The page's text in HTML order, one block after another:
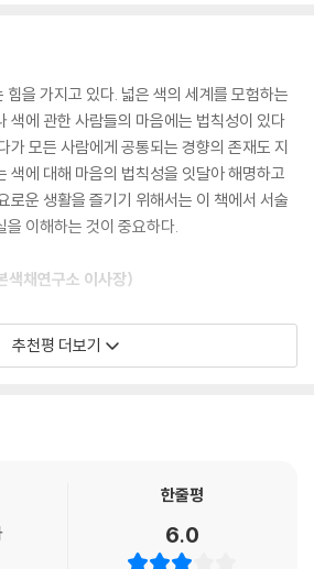
변수 단계화의 특성화
플라톤 같은 철학자의 색채론이 있는가 하면
이 있다. 색을 최초로 정량적으로 측정한 물
있음을 증명한 외과의사 슐츠, 분석적이면서
가 괴테, 화가들에게 색채가 무엇인지를 가르
방법을 개발한 화가 오스트발트, 미술교사이
예술가 먼셀, 눈에서 일으킨 전기자극을 연구
여 규격화시킨 저드에 이르기까지 색채학을
고 개발하는 모든 사람들에게 색채라는 세계
인 길잡이가 될 것이며 좋은 색채연구가를 위
였다. 지금껏 우리는 막연하게 물감은 색료이
는 근거 없는 오류 속에서 색채를 공부해 왔다.
하는 색채 용어가 많지 않아 일본의 한자음을
을 가지고 있다. 넓은 색의 세계를 모험하는
색에 관한 사람들의 마음에는 법칙성이 있다
가 모든 사람에게 공통되는 경향의 존재도 지
색에 대해 마음의 법칙성을 잇달아 해명하고
로운 생활을 즐기기 위해서는 이 책에서 서술
이해하는 것이 중요하다.
색채연구소 이사장)
발전의 흐름이며 우리가 나아가야 할 발향을
론 세계적으로도 색채의 역사적 발전 과정과
다 보면 과학과 디자인의 자연스러운 연결과
더욱 장점을 발휘할 것이며 과학과 디자인을
기회를 제공할 것으로 기대한다. 무엇보다도
체계적으로 배우고자 하는 이들이나 색채를 보
추천평 더보기
한줄평
6.0